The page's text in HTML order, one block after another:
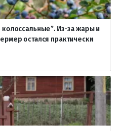
Из-за жары и
остался практически